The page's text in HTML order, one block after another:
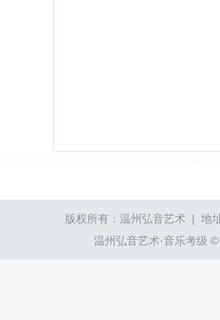
版权所有：温州弘音艺术 | 地
温州弘音艺术·音乐考级